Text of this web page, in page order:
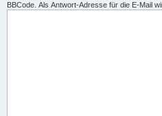
BBCode. Als Antwort-Adresse für die E-Mail